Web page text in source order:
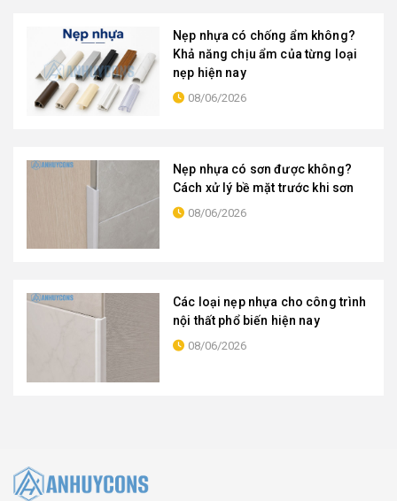
Nẹp nhựa có chống ẩm không?
Khả năng chịu ẩm của từng loại
nẹp hiện nay
08/06/2026
Nẹp nhựa có sơn được không?
Cách xử lý bề mặt trước khi sơn
08/06/2026
Các loại nẹp nhựa cho công trình
nội thất phổ biến hiện nay
08/06/2026